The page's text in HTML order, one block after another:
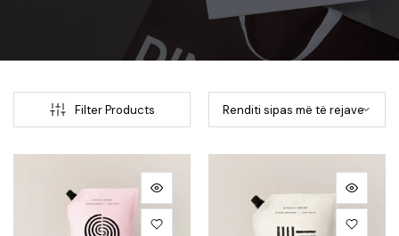
Filter Products